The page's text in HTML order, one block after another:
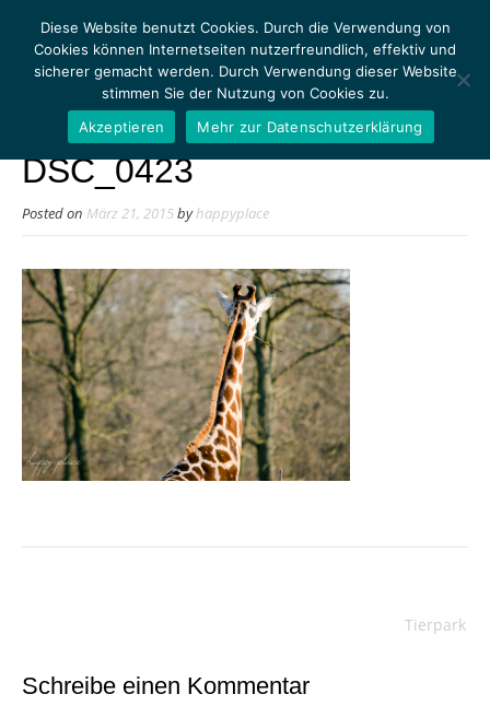
MENU
DSC_0423
Posted on März 21, 2015byhappyplace
Tierpark
Schreibe einen Kommentar
Diese Website benutzt Cookies. Durch die Verwendung von
Cookies können Internetseiten nutzerfreundlich, effektiv und
sicherer gemacht werden. Durch Verwendung dieser Website
stimmen Sie der Nutzung von Cookies zu.
Akzeptieren
Mehr zur Datenschutzerklärung